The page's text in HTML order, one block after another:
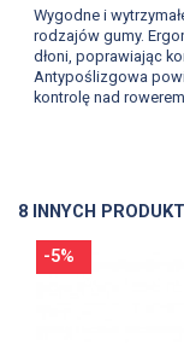
Wygodne i
rodzajów gumy.
dłoni, poprawiając
Antypoślizgowa
kontrolę nad
8 INNYCH
-5%